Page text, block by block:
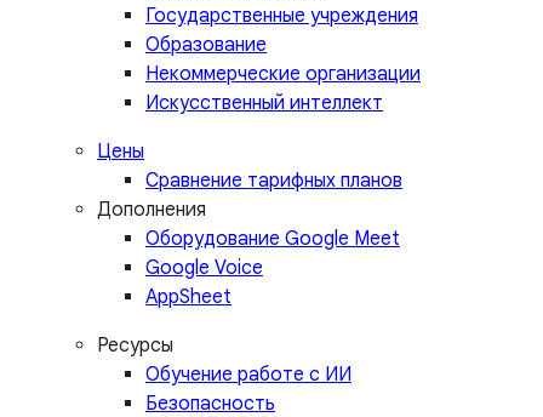
Государственные учреждения
Образование
Некоммерческие организации
Искусственный интеллект
Цены
Сравнение тарифных планов
Дополнения
Оборудование Google Meet
Google Voice
AppSheet
Ресурсы
Обучение работе с ИИ
Безопасность